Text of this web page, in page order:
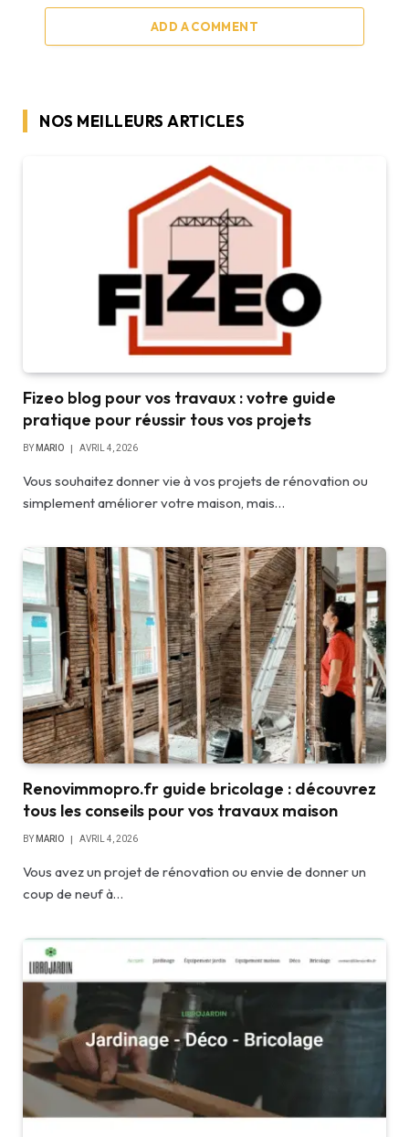
ADD A COMMENT
NOS MEILLEURS ARTICLES
Fizeo blog pour vos travaux : votre guide
pratique pour réussir tous vos projets
BY MARIO AVRIL 4, 2026
Vous souhaitez donner vie à vos projets de rénovation ou
simplement améliorer votre maison, mais…
Renovimmopro.fr guide bricolage : découvrez
tous les conseils pour vos travaux maison
BY MARIO AVRIL 4, 2026
Vous avez un projet de rénovation ou envie de donner un
coup de neuf à…